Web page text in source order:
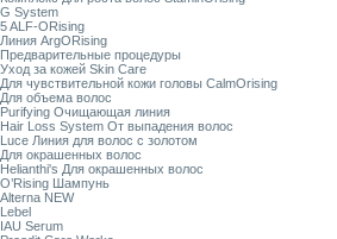
G System
5 ALF-ORising
Линия ArgORising
Предварительные процедуры
Уход за кожей Skin Care
Для чувствительной кожи головы CalmOrising
Для объема волос
Purifying Очищающая линия
Hair Loss System От выпадения волос
Luce Линия для волос с золотом
Для окрашенных волос
Helianthi's Для окрашенных волос
O’Rising Шампунь
Alterna NEW
Lebel
IAU Serum